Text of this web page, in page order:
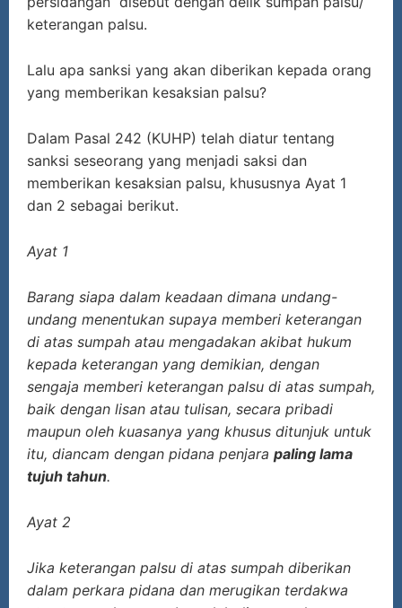
keterangan palsu.
Lalu apa sanksi yang akan diberikan kepada orang
yang memberikan kesaksian palsu?
Dalam Pasal 242 (KUHP) telah diatur tentang
sanksi seseorang yang menjadi saksi dan
memberikan kesaksian palsu, khususnya Ayat 1
dan 2 sebagai berikut.
Ayat 1
Barang siapa dalam keadaan dimana undang-
undang menentukan supaya memberi keterangan
di atas sumpah atau mengadakan akibat hukum
kepada keterangan yang demikian, dengan
sengaja memberi keterangan palsu di atas sumpah,
baik dengan lisan atau tulisan, secara pribadi
maupun oleh kuasanya yang khusus ditunjuk untuk
itu, diancam dengan pidana penjara paling lama
tujuh tahun.
Ayat 2
Jika keterangan palsu di atas sumpah diberikan
dalam perkara pidana dan merugikan terdakwa